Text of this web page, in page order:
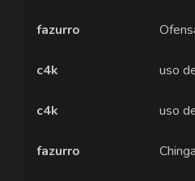
fazurro
c4k uso
c4k uso
fazurro